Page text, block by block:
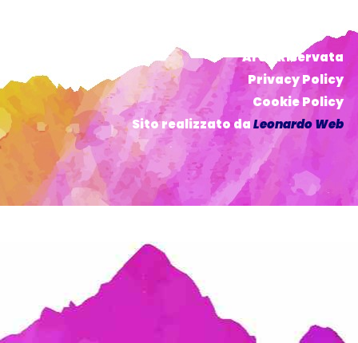
Area Riservata
Privacy Policy
Cookie Policy
Sito realizzato daLeonardo Web